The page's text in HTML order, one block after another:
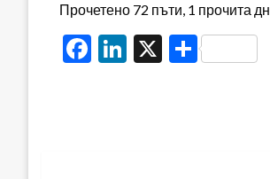
Прочетено 72 пъти, 1 прочита
Facebook
LinkedIn
X Share